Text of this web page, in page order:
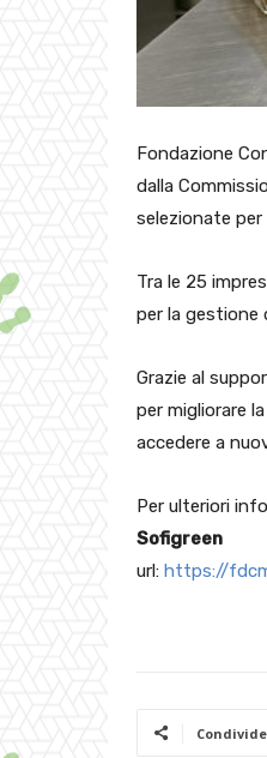
Fondazione
dalla
selezionate
Tra le 25
per la gestione
Grazie al
per migliorare
accedere a
Per ulteriori
Sofigreen
url: https://